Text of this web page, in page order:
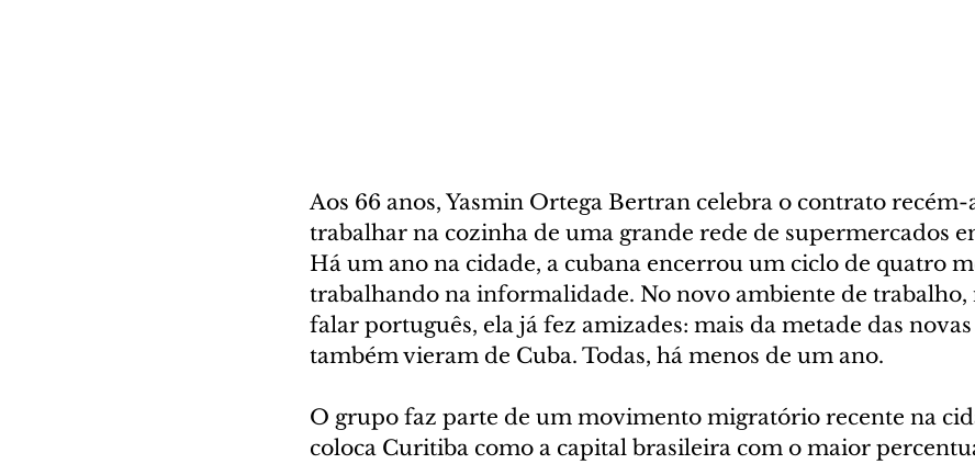
Aos 66 anos, Yasmin Ortega Bertran celebra o contrato recém-
trabalhar na cozinha de uma grande rede de supermercados
Há um ano na cidade, a cubana encerrou um ciclo de quatro
trabalhando na informalidade. No novo ambiente de trabalho,
falar português, ela já fez amizades: mais da metade das
também vieram de Cuba. Todas, há menos de um ano.
O grupo faz parte de um movimento migratório recente na
coloca Curitiba como a capital brasileira com o maior